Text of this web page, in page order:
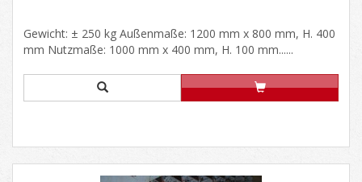
Gewicht: ± 250 kg Außenmaße: 1200 mm x 800 mm, H. 400
mm Nutzmaße: 1000 mm x 400 mm, H. 100 mm......